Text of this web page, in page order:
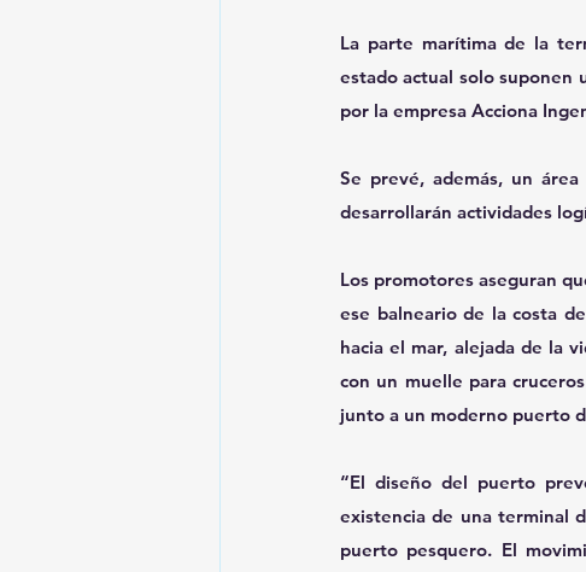
La parte marítima de la
estado actual solo suponen
por la empresa Acciona
Se prevé, además, un
desarrollarán actividades
Los promotores aseguran
ese balneario de la costa
hacia el mar, alejada de la
con un muelle para
junto a un moderno puerto
“El diseño del puerto
existencia de una terminal
puerto pesquero. El